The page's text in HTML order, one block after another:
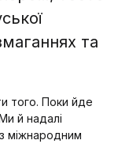
та
того. Поки йде
й надалі
міжнародним